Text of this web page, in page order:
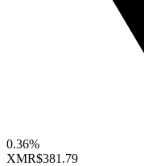
0.36%
XMR$381.79